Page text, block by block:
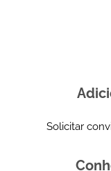
Solicitar